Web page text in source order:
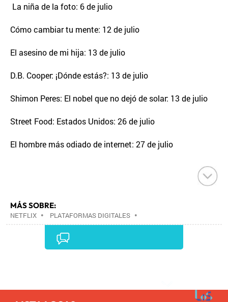
La niña de la foto: 6 de julio
Cómo cambiar tu mente: 12 de julio
El asesino de mi hija: 13 de julio
D.B. Cooper: ¡Dónde estás?: 13 de julio
Shimon Peres: El nobel que no dejó de solar: 13 de julio
Street Food: Estados Unidos: 26 de julio
El hombre más odiado de internet: 27 de julio
MÁS SOBRE:
NETFLIX • PLATAFORMAS DIGITALES •
TELEVISIÓN IP•TELEVISIÓN•INTERNET•
•ECONOMÍA
MEDIOS COMUNICACIÓN•COMUNICACIONES•